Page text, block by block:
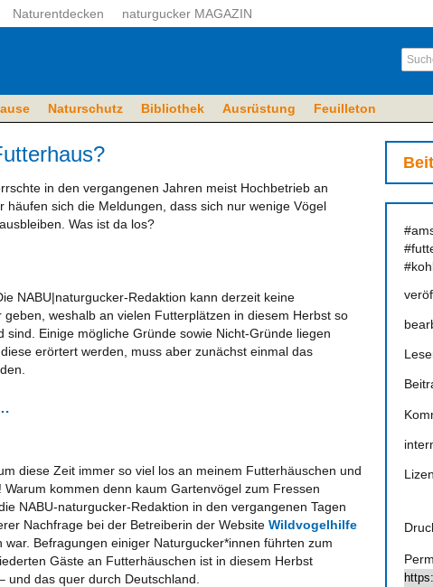
Naturschutz Bibliothek Ausrüstung Feuilleton
Naturentdecken naturgucker MAGAZIN
in den vergangenen Jahren meist Hochbetrieb an
häufen sich die Meldungen, dass sich nur wenige Vögel
Was ist da los?
NABU|naturgucker-Redaktion kann derzeit keine
weshalb an vielen Futterplätzen in diesem Herbst so
sind. Einige mögliche Gründe sowie Nicht-Gründe liegen
erörtert werden, muss aber zunächst einmal das
diese Zeit immer so viel los an meinem Futterhäuschen und
kommen denn kaum Gartenvögel zum Fressen
NABU-naturgucker-Redaktion in den vergangenen Tagen
Nachfrage bei der Betreiberin der Website Wildvogelhilfe
Befragungen einiger Naturgucker*innen führten zum
Gäste an Futterhäuschen ist in diesem Herbst
das quer durch Deutschland.